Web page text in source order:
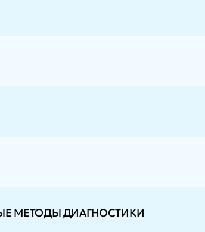
МЕТОДЫ ДИАГНОСТИКИ